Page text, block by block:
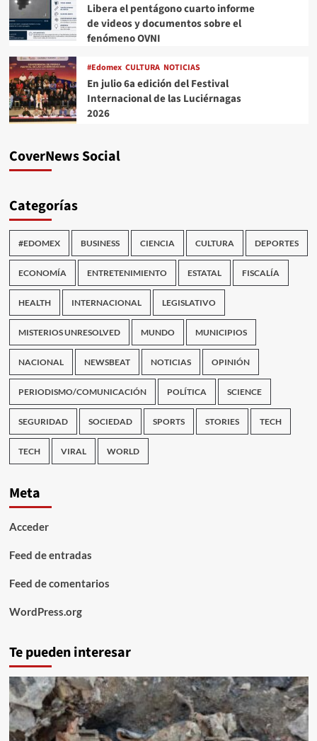
Libera el pentágono cuarto informe
de videos y documentos sobre el
fenómeno OVNI
#Edomex CULTURA NOTICIAS
En julio 6a edición del Festival
Internacional de las Luciérnagas
2026
CoverNews Social
Categorías
#EDOMEX BUSINESS CIENCIA CULTURA DEPORTES
ECONOMÍA ENTRETENIMIENTO ESTATAL FISCALÍA
HEALTH INTERNACIONAL LEGISLATIVO
MISTERIOS UNRESOLVED MUNDO MUNICIPIOS
NACIONAL NEWSBEAT NOTICIAS OPINIÓN
PERIODISMO/COMUNICACIÓN POLÍTICA SCIENCE
SEGURIDAD SOCIEDAD SPORTS STORIES TECH
TECH VIRAL WORLD
Meta
Acceder
Feed de entradas
Feed de comentarios
WordPress.org
Te pueden interesar